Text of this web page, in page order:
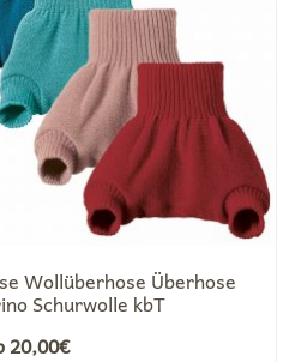
Wollüberhose Überhose
Schurwolle kbT
20,00€